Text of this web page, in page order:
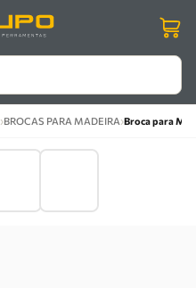
›BROCAS PARA MADEIRA›Broca para